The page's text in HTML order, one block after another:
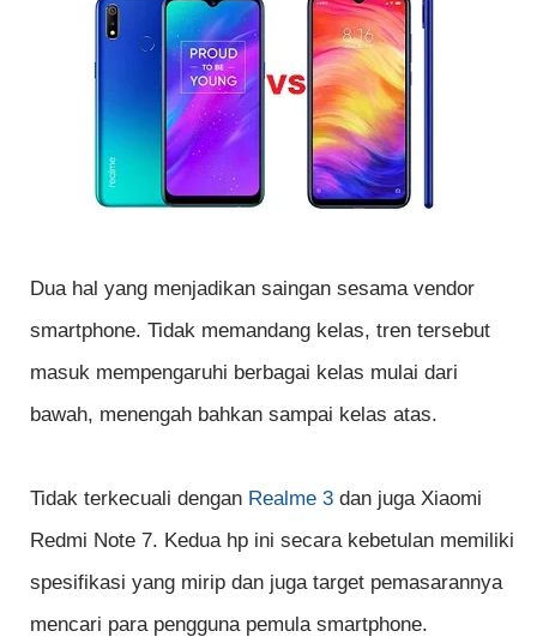
Dua hal yang menjadikan saingan sesama vendor
smartphone. Tidak memandang kelas, tren tersebut
masuk mempengaruhi berbagai kelas mulai dari
bawah, menengah bahkan sampai kelas atas.
Tidak terkecuali dengan Realme 3 dan juga Xiaomi
Redmi Note 7. Kedua hp ini secara kebetulan memiliki
spesifikasi yang mirip dan juga target pemasarannya
mencari para pengguna pemula smartphone.